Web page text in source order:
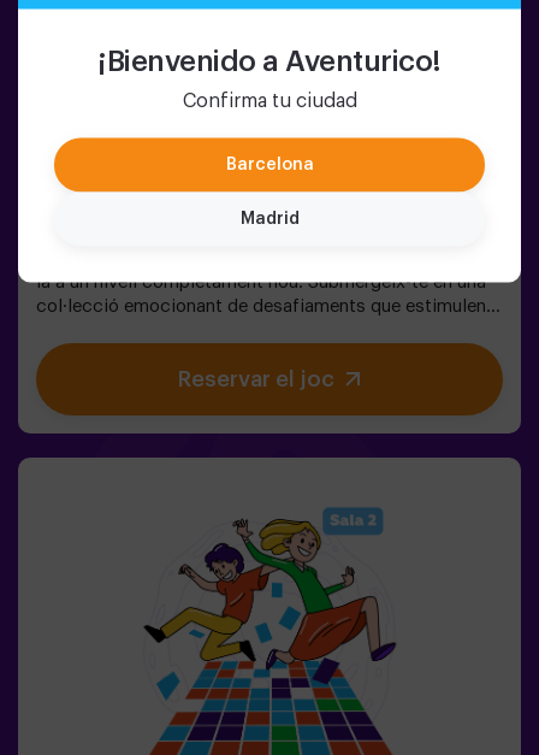
¡Bienvenido a Aventurico!
Confirma tu ciudad
Barcelona
Madrid
1-6 PERSONES 8-99 AÑOS
Pulse Up: El Terra És Lava (sala1)
la a un nivell completament nou. Submergeix-te en una
col·lecció emocionant de desafiaments que estimulen
dificultat per adaptar-se a tots els nivells d’habilitat.40
jocs únics que mantenen l’emoció i la diversió.2 sales
disponibles, inclòs el mode combat per a fins a 12
Up t'ofereix una experiència única que combina activitat
física i tecnologia, on la col·laboració és clau. 🏆I el
millor de tot? Som els primers a portar aquesta
experiència innovadora a Espanya. 🙌 Sent l'adrenalina i
porta la teva diversió a un nou nivell amb Pulse Up avui
mateix.Pulse Up: El Suelo es Lava - Mode Combat (per a
grups de 6 a 12 persones)La competició està a punt de
començar amb Pulse Up: El Suelo es Lava - Mode
Combat! 🔥 Divideix el teu grup de 6 a 12 persones en 2
equips, cadascun competint per aconseguir el major
Reservar el joc